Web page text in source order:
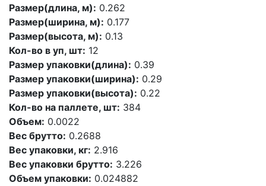
Размер(длина, м): 0.262
Размер(ширина, м): 0.177
Размер(высота, м): 0.13
Кол-во в уп, шт: 12
Размер упаковки(длина): 0.39
Размер упаковки(ширина): 0.29
Размер упаковки(высота): 0.22
Кол-во на паллете, шт: 384
Объем: 0.0022
Вес брутто: 0.2688
Вес упаковки, кг: 2.916
Вес упаковки брутто: 3.226
Объем упаковки: 0.024882